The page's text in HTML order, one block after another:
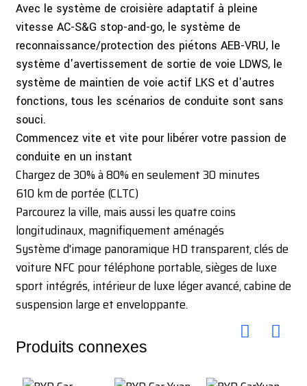
Avec le système de croisière adaptatif à pleine
vitesse AC-S&G stop-and-go, le système de
reconnaissance/protection des piétons AEB-VRU, le
système d'avertissement de sortie de voie LDWS, le
système de maintien de voie actif LKS et d'autres
fonctions, tous les scénarios de conduite sont sans
souci.
Commencez vite et vite pour libérer votre passion de
conduite en un instant
Chargez de 30% à 80% en seulement 30 minutes
610 km de portée (CLTC)
Parcourez la ville, mais aussi les quatre coins
longitudinaux, magnifiquement aménagés
Système d'image panoramique HD transparent, clés de
voiture NFC pour téléphone portable, sièges de luxe
sport intégrés, intérieur de luxe léger avancé, cabine de
suspension large et enveloppante.
Produits connexes